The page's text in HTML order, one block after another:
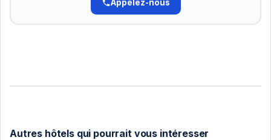
Appelez-nous
Autres hôtels qui pourrait vous intéresser